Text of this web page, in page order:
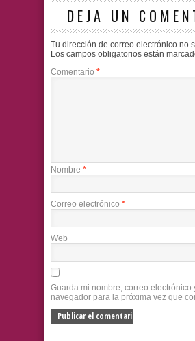
DEJA UN
Tu dirección de correo electrónico no
Los campos obligatorios están
Comentario *
Nombre *
Correo electrónico *
Web
Guarda mi nombre, correo electrónico
navegador para la próxima vez que